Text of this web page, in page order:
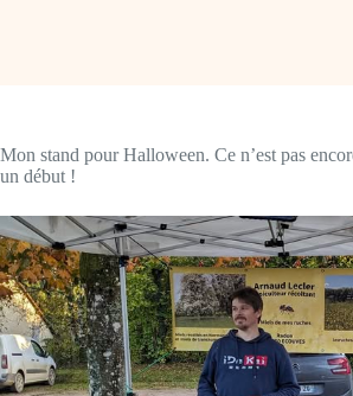
Mon stand pour Halloween. Ce n’est pas
un début !